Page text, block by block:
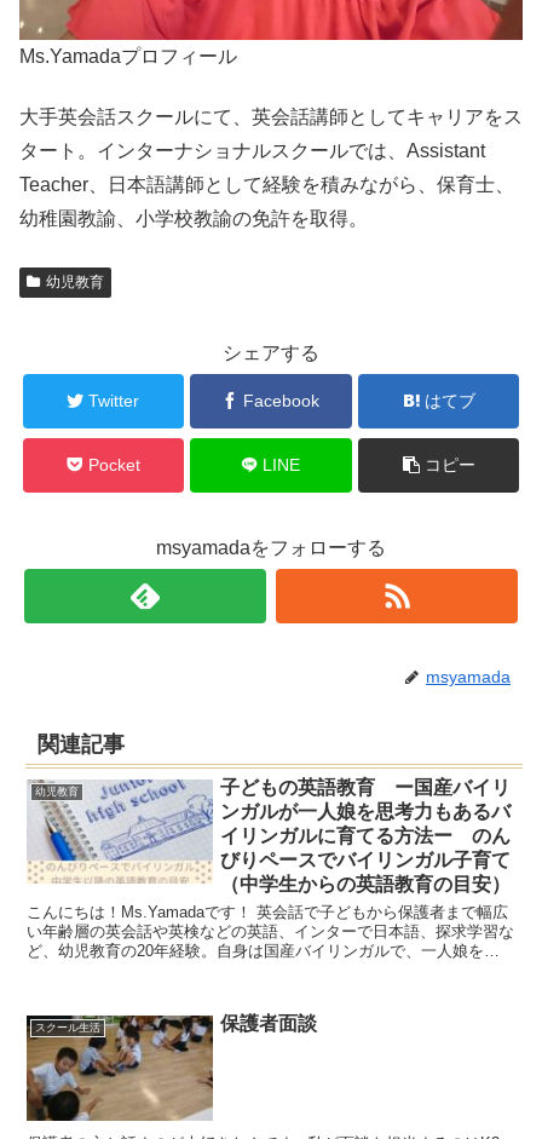
Ms.Yamadaプロフィール
大手英会話スクールにて、英会話講師としてキャリアをス
タート。インターナショナルスクールでは、Assistant
Teacher、日本語講師として経験を積みながら、保育士、
幼稚園教諭、小学校教諭の免許を取得。
幼児教育
シェアする
Twitter Facebook はてブ
Pocket LINE コピー
msyamadaをフォローする
msyamada
関連記事
幼児教育
子どもの英語教育 ー国産バイリ
ンガルが一人娘を思考力もあるバ
イリンガルに育てる方法ー のん
びりペースでバイリンガル子育て
（中学生からの英語教育の目安）
こんにちは！Ms.Yamadaです！ 英会話で子どもから保護者まで幅広
い年齢層の英会話や英検などの英語、インターで日本語、探求学習な
ど、幼児教育の20年経験。自身は国産バイリンガルで、一人娘をバ
スクール生活 保護者面談